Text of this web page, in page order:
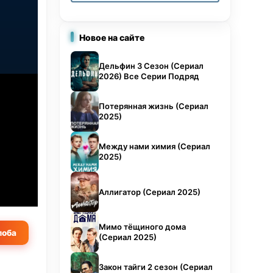
Новое на сайте
Дельфин 3 Сезон (Сериал
2026) Все Серии Подряд
Потерянная жизнь (Сериал
2025)
Между нами химия (Сериал
2025)
Аллигатор (Сериал 2025)
Мимо тёщиного дома
(Сериал 2025)
Закон тайги 2 сезон (Сериал